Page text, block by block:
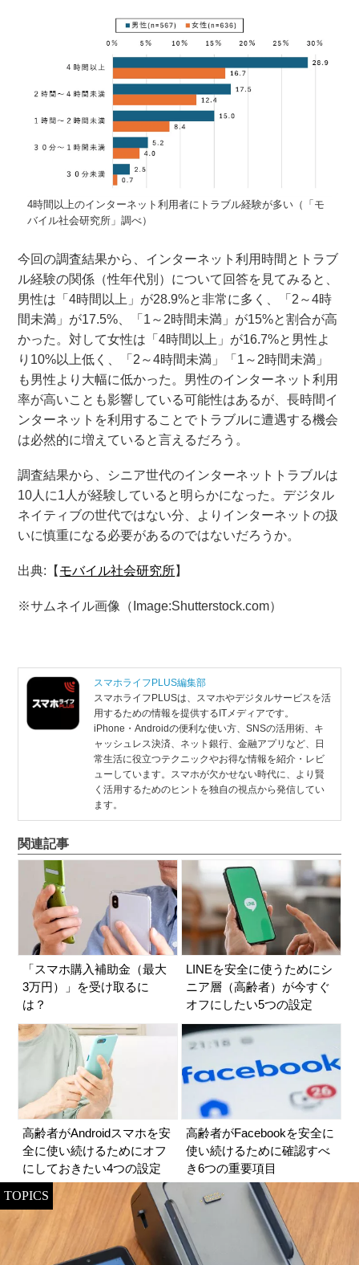
4時間以上のインターネット利用者にトラブル経験が多い（「モ
バイル社会研究所」調べ）
今回の調査結果から、インターネット利用時間とトラブ
ル経験の関係（性年代別）について回答を見てみると、
男性は「4時間以上」が28.9%と非常に多く、「2～4時
間未満」が17.5%、「1～2時間未満」が15%と割合が高
かった。対して女性は「4時間以上」が16.7%と男性よ
り10%以上低く、「2～4時間未満」「1～2時間未満」
も男性より大幅に低かった。男性のインターネット利用
率が高いことも影響している可能性はあるが、長時間イ
ンターネットを利用することでトラブルに遭遇する機会
は必然的に増えていると言えるだろう。
調査結果から、シニア世代のインターネットトラブルは
10人に1人が経験していると明らかになった。デジタル
ネイティブの世代ではない分、よりインターネットの扱
いに慎重になる必要があるのではないだろうか。
出典:【 モバイル社会研究所】
※サムネイル画像（Image:Shutterstock.com）
スマホライフPLUS編集部
スマホライフPLUSは、スマホやデジタルサービスを活
用するための情報を提供するITメディアです。
iPhone・Androidの便利な使い方、SNSの活用術、キ
ャッシュレス決済、ネット銀行、金融アプリなど、日
常生活に役立つテクニックやお得な情報を紹介・レビ
ューしています。スマホが欠かせない時代に、より賢
く活用するためのヒントを独自の視点から発信してい
ます。
関連記事
「スマホ購入補助金（最大
3万円）」を受け取るに
は？
LINEを安全に使うためにシ
ニア層（高齢者）が今すぐ
オフにしたい5つの設定
高齢者がAndroidスマホを安
全に使い続けるためにオフ
にしておきたい4つの設定
高齢者がFacebookを安全に
使い続けるために確認すべ
き6つの重要項目
TOPICS